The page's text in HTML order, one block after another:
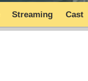
Streaming Cast